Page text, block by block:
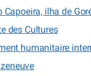
ilha de
des Cultures
humanitaire